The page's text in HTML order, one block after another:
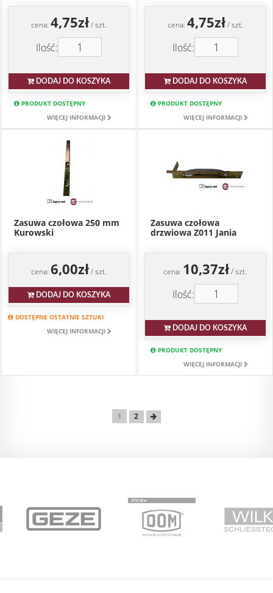
cena: 4,75zł/ szt.
Ilość:
DODAJ DO KOSZYKA
PRODUKT DOSTĘPNY
WIĘCEJ INFORMACJI
cena: 4,75zł/ szt.
Ilość:
DODAJ DO KOSZYKA
PRODUKT DOSTĘPNY
WIĘCEJ INFORMACJI
Zasuwa czołowa 250 mm
Kurowski
cena: 6,00zł/ szt.
DODAJ DO KOSZYKA
DOSTĘPNE OSTATNIE SZTUKI
WIĘCEJ INFORMACJI
Zasuwa czołowa
drzwiowa Z011 Jania
cena: 10,37zł/ szt.
Ilość:
DODAJ DO KOSZYKA
PRODUKT DOSTĘPNY
WIĘCEJ INFORMACJI
1 2